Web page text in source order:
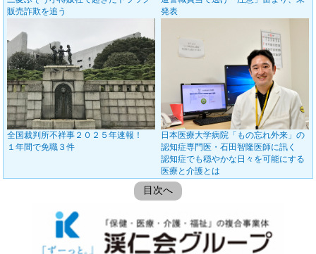
販売詐欺を追う
発表
全国裁判所不祥事２０２５年速報！
１年間で免職３件
日本医療大学病院「もの忘れ外来」の
認知症専門医・石田智隆医師に訊く
認知症でも穏やかな日々を可能にする
医療と介護とは
目次へ